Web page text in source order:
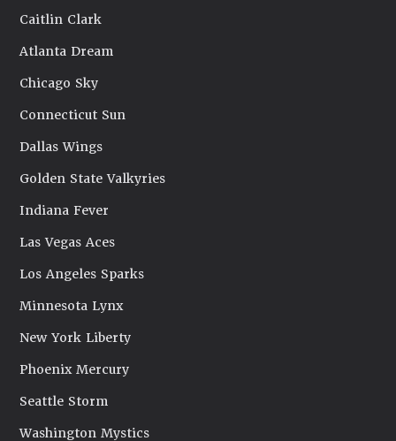
Caitlin Clark
Atlanta Dream
Chicago Sky
Connecticut Sun
Dallas Wings
Golden State Valkyries
Indiana Fever
Las Vegas Aces
Los Angeles Sparks
Minnesota Lynx
New York Liberty
Phoenix Mercury
Seattle Storm
Washington Mystics